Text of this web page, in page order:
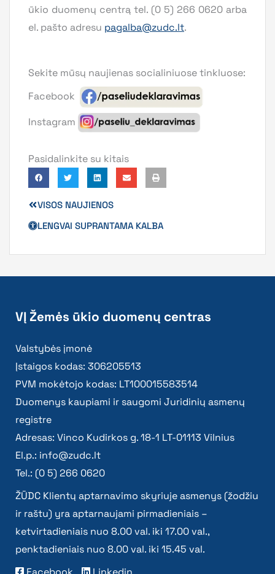
ūkio duomenų centrą tel. (0 5) 266 0620 arba
el. pašto adresu pagalba@zudc.lt.
Sekite mūsų naujienas socialiniuose tinkluose:
Facebook
Instagram
Pasidalinkite su kitais
VISOS NAUJIENOS
LENGVAI SUPRANTAMA KALBA
VĮ Žemės ūkio duomenų centras
Valstybės įmonė
Įstaigos kodas: 306205513
PVM mokėtojo kodas: LT100015583514
Duomenys kaupiami ir saugomi Juridinių asmenų
registre
Adresas: Vinco Kudirkos g. 18-1 LT-01113 Vilnius
El.p.: info@zudc.lt
Tel.: (0 5) 266 0620
ŽŪDC Klientų aptarnavimo skyriuje asmenys (žodžiu
ir raštu) yra aptarnaujami pirmadieniais –
ketvirtadieniais nuo 8.00 val. iki 17.00 val.,
penktadieniais nuo 8.00 val. iki 15.45 val.